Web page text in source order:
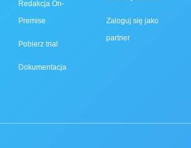
Redakcja On-
Premise
Pobierz trial
Dokumentacja
Zaloguj się jako
partner